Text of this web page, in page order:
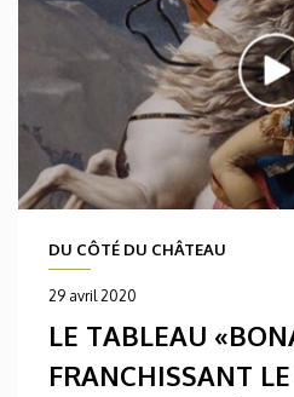
DU CÔTÉ DU CHÂTEAU
29 avril 2020
LE TABLEAU
FRANCHISSANT